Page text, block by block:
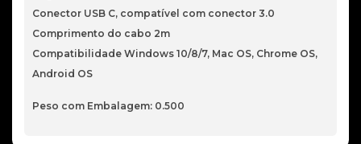
Conector USB C, compatível com conector 3.0
Comprimento do cabo 2m
Compatibilidade Windows 10/8/7, Mac OS, Chrome OS,
Android OS
Peso com Embalagem: 0.500